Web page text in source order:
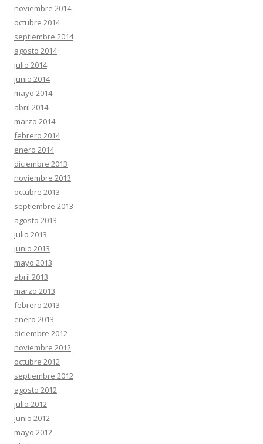
noviembre 2014
octubre 2014
septiembre 2014
agosto 2014
julio 2014
junio 2014
mayo 2014
abril 2014
marzo 2014
febrero 2014
enero 2014
diciembre 2013
noviembre 2013
octubre 2013
septiembre 2013
agosto 2013
julio 2013
junio 2013
mayo 2013
abril 2013
marzo 2013
febrero 2013
enero 2013
diciembre 2012
noviembre 2012
octubre 2012
septiembre 2012
agosto 2012
julio 2012
junio 2012
mayo 2012